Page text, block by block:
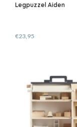
Legpuzzel Aiden
€23,95